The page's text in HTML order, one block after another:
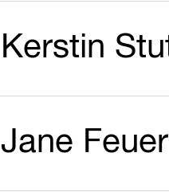
Kerstin
Jane Feuer